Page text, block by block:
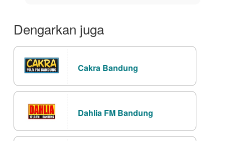
Dengarkan juga
Cakra Bandung
Dahlia FM Bandung